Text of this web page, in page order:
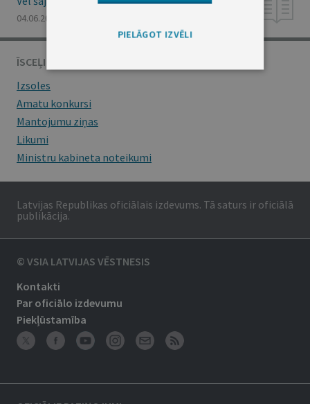
04.06.2002., Nr. 83
ĪSCEĻI
Izsoles
Amatu konkursi
Mantojumu ziņas
Likumi
Ministru kabineta noteikumi
Latvijas Republikas oficiālais izdevums. Tā saturs ir oficiālā
publikācija.
© VSIA LATVIJAS VĒSTNESIS
Kontakti
Par oficiālo izdevumu
Piekļūstamība
PIELĀGOT IZVĒLI